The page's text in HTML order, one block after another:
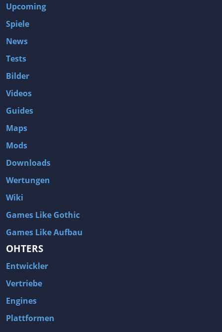
Upcoming
Spiele
News
Tests
Bilder
Videos
Guides
Maps
Mods
Downloads
Wertungen
Wiki
Games Like Gothic
Games Like Aufbau
OHTERS
Entwickler
Vertriebe
Engines
Plattformen